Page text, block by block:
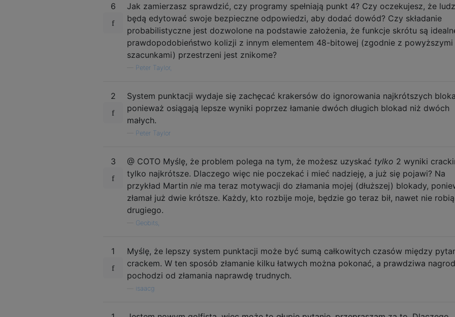
6
Jak zamierzasz sprawdzić, czy programy spełniają punkt 4? Czy oczekujesz, że
będą edytować swoje bezpieczne odpowiedzi, aby dodać dowód? Czy składanie
probabilistyczne jest dozwolone na podstawie założenia, że ​​funkcje skrótu są
prawdopodobieństwo kolizji z innym elementem 48-bitowej (zgodnie z powyższymi
szacunkami) przestrzeni jest znikome?
Peter Taylor,
2
System punktacji wydaje się zachęcać krakersów do ignorowania najkrótszych
ponieważ osiągają lepsze wyniki poprzez łamanie dwóch długich blokad niż dwóch
małych.
Peter Taylor
3 @ COTO Myślę, że problem polega na tym, że możesz uzyskać tylko 2 wyniki
tylko najkrótsze. Dlaczego więc nie poczekać i mieć nadzieję, a już się pojawi? Na
przykład Martin nie ma teraz motywacji do złamania mojej (dłuższej) blokady,
złamał już dwie krótsze. Każdy, kto rozbije moje, będzie go teraz bił, nawet nie
drugiego.
Geobits,
1
Myślę, że lepszy system punktacji może być sumą całkowitych czasów między
crackem. W ten sposób złamanie kilku łatwych można pokonać, a prawdziwa
pochodzi od złamania naprawdę trudnych.
isaacg